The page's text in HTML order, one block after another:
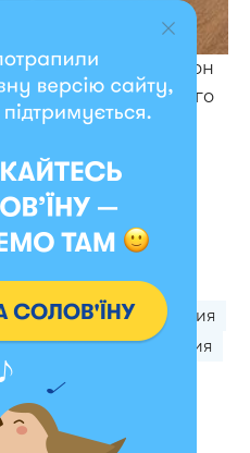
ORNER — и пусть он
лучше любого
Маме на День Рождения
на День рождения